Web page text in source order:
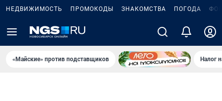
НЕДВИЖИМОСТЬ ПРОМОКОДЫ ЗНАКОМСТВА ПОГОДА
«Майские» против подставщиков Налог